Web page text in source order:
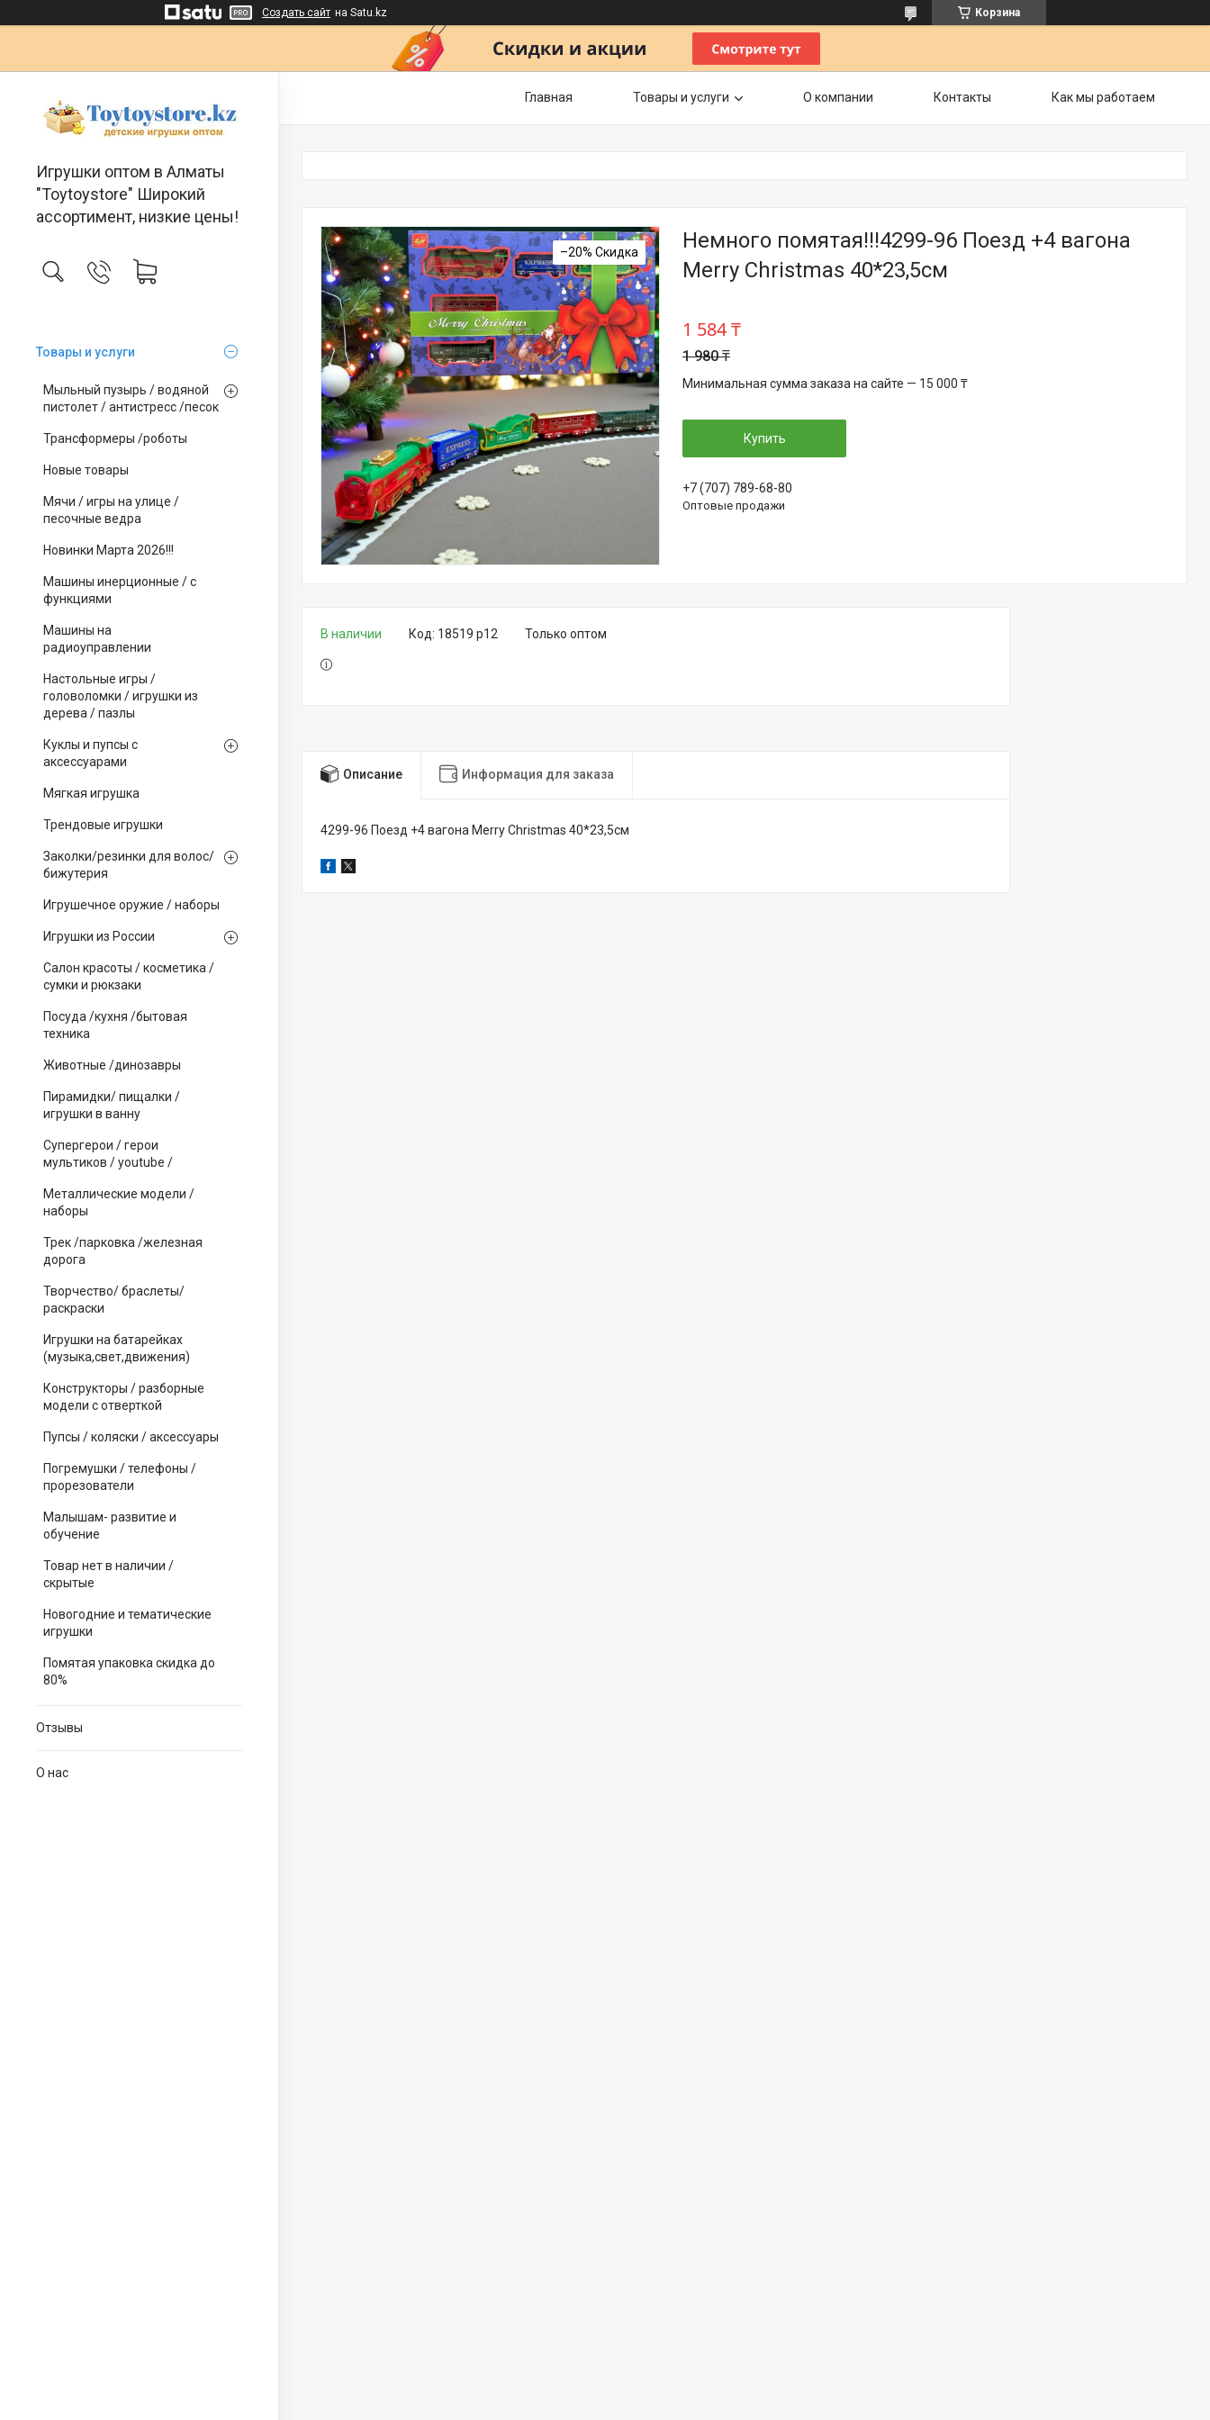
Создать сайт на Satu.kz Корзина
Игрушки оптом в Алматы
"Toytoystore" Широкий
ассортимент, низкие цены!
Товары и услуги
Мыльный пузырь / водяной
пистолет / антистресс /песок
Трансформеры /роботы
Новые товары
Мячи / игры на улице /
песочные ведра
Новинки Марта 2026!!!
Машины инерционные / с
функциями
Машины на
радиоуправлении
Настольные игры /
головоломки / игрушки из
дерева / пазлы
Куклы и пупсы с
аксессуарами
Мягкая игрушка
Трендовые игрушки
Заколки/резинки для волос/
бижутерия
Игрушечное оружие / наборы
Игрушки из России
Салон красоты / косметика /
сумки и рюкзаки
Посуда /кухня /бытовая
техника
Животные /динозавры
Пирамидки/ пищалки /
игрушки в ванну
Супергерои / герои
мультиков / youtube /
Металлические модели /
наборы
Трек /парковка /железная
дорога
Творчество/ браслеты/
раскраски
Игрушки на батарейках
(музыка,свет,движения)
Конструкторы / разборные
модели с отверткой
Пупсы / коляски / аксессуары
Погремушки / телефоны /
прорезователи
Малышам- развитие и
обучение
Товар нет в наличии /
скрытые
Новогодние и тематические
игрушки
Помятая упаковка скидка до
80%
Отзывы
О нас
Главная Товары и услуги О компании Контакты Как мы работаем
–20%
Немного помятая!!!4299-96 Поезд +4 вагона
Merry Christmas 40*23,5см
1 980 ₸
1 584 ₸
Минимальная сумма заказа на сайте — 15 000 ₸
Купить
+7 (707) 789-68-80
Оптовые продажи
В наличии Только оптом
Код: 18519 р12
Описание Информация для заказа
4299-96 Поезд +4 вагона Merry Christmas 40*23,5см